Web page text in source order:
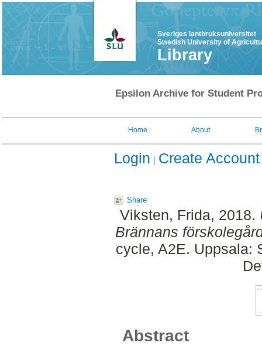
Sveriges lantbruksuniversitet
Swedish University of
Library
Epsilon Archive for Student
Home About
Login Create Account
Share
Viksten, Frida, 2018.
Brännans
cycle, A2E. Uppsala:
Abstract